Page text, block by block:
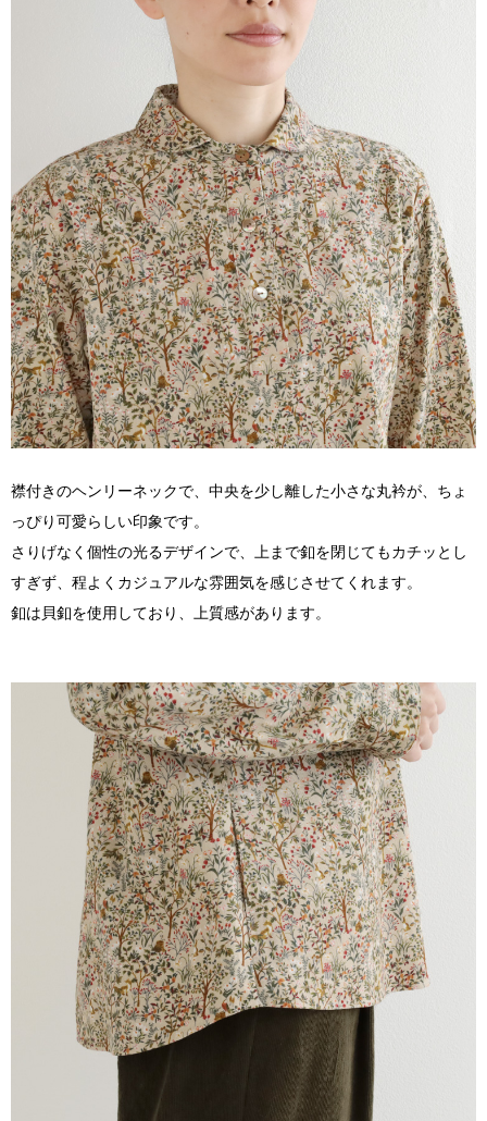
襟付きのヘンリーネックで、中央を少し離した小さな丸衿が、ちょ
っぴり可愛らしい印象です。
さりげなく個性の光るデザインで、上まで釦を閉じてもカチッとし
すぎず、程よくカジュアルな雰囲気を感じさせてくれます。
釦は貝釦を使用しており、上質感があります。